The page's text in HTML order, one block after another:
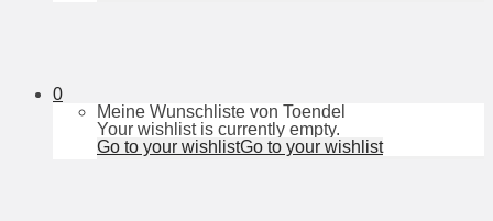
0
Meine Wunschliste von Toendel
Your wishlist is currently empty.
Go to your wishlistGo to your wishlist